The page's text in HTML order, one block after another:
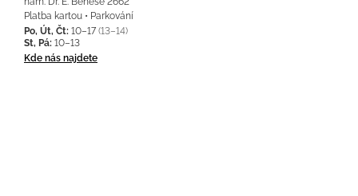
Platba kartou • Parkování
Po, Út, Čt: 10–17 (13–14)
St, Pá: 10–13
Kde nás najdete